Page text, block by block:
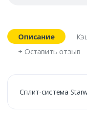
Описание
+ Оставить отзыв
Сплит-система